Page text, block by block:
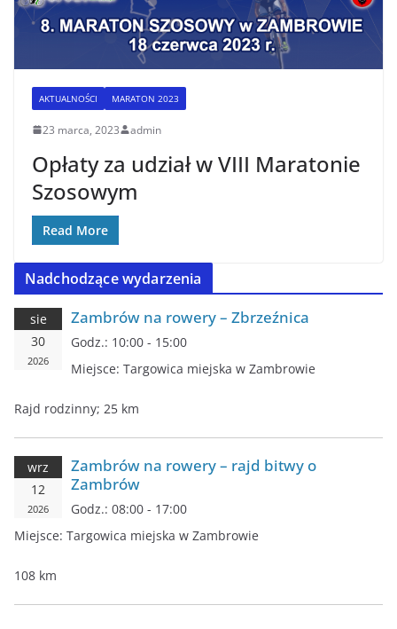
AKTUALNOŚCI MARATON 2023
23 marca, 2023 admin
Opłaty za udział w VIII Maratonie
Szosowym
Read More
Nadchodzące wydarzenia
sie
30
2026
Zambrów na rowery – Zbrzeźnica
Godz.: 10:00 - 15:00
Miejsce: Targowica miejska w Zambrowie
Rajd rodzinny; 25 km
wrz
12
2026
Zambrów na rowery – rajd bitwy o
Zambrów
Godz.: 08:00 - 17:00
Miejsce: Targowica miejska w Zambrowie
108 km